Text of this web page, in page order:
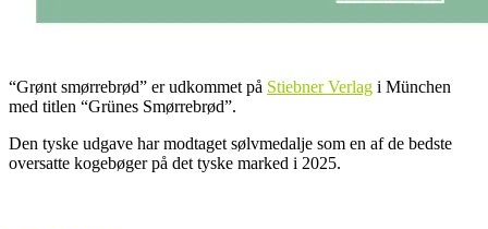
“Grønt smørrebrød” er udkommet på Stiebner Verlag i München
med titlen “Grünes Smørrebrød”.
Den tyske udgave har modtaget sølvmedalje som en af de bedste
oversatte kogebøger på det tyske marked i 2025.